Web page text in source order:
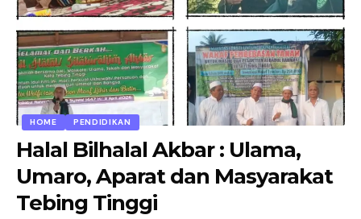
HOME PENDIDIKAN
Halal Bilhalal Akbar : Ulama,
Umaro, Aparat dan Masyarakat
Tebing Tinggi